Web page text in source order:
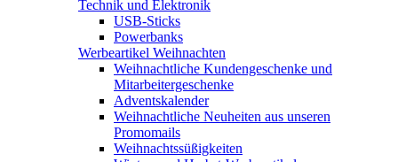
Technik und Elektronik
USB-Sticks
Powerbanks
Werbeartikel Weihnachten
Weihnachtliche Kundengeschenke und
Mitarbeitergeschenke
Adventskalender
Weihnachtliche Neuheiten aus unseren
Promomails
Weihnachtssüßigkeiten